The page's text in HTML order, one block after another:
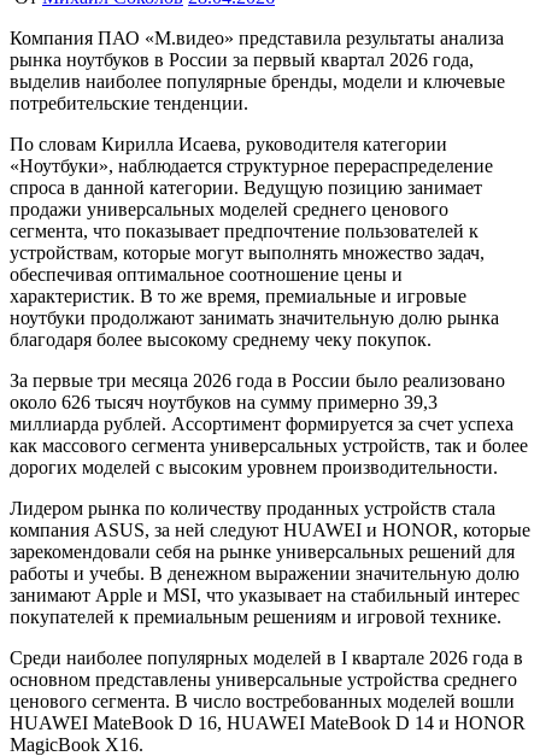
Компания ПАО «М.видео» представила результаты анализа
рынка ноутбуков в России за первый квартал 2026 года,
выделив наиболее популярные бренды, модели и ключевые
потребительские тенденции.
По словам Кирилла Исаева, руководителя категории
«Ноутбуки», наблюдается структурное перераспределение
спроса в данной категории. Ведущую позицию занимает
продажи универсальных моделей среднего ценового
сегмента, что показывает предпочтение пользователей к
устройствам, которые могут выполнять множество задач,
обеспечивая оптимальное соотношение цены и
характеристик. В то же время, премиальные и игровые
ноутбуки продолжают занимать значительную долю рынка
благодаря более высокому среднему чеку покупок.
За первые три месяца 2026 года в России было реализовано
около 626 тысяч ноутбуков на сумму примерно 39,3
миллиарда рублей. Ассортимент формируется за счет успеха
как массового сегмента универсальных устройств, так и более
дорогих моделей с высоким уровнем производительности.
Лидером рынка по количеству проданных устройств стала
компания ASUS, за ней следуют HUAWEI и HONOR, которые
зарекомендовали себя на рынке универсальных решений для
работы и учебы. В денежном выражении значительную долю
занимают Apple и MSI, что указывает на стабильный интерес
покупателей к премиальным решениям и игровой технике.
Среди наиболее популярных моделей в I квартале 2026 года в
основном представлены универсальные устройства среднего
ценового сегмента. В число востребованных моделей вошли
HUAWEI MateBook D 16, HUAWEI MateBook D 14 и HONOR
MagicBook X16.